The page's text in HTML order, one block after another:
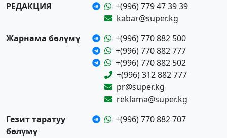
РЕДАКЦИЯ
+(996) 779 47 39 39
kabar@super.kg
Жарнама бөлүмү
+(996) 770 882 500
+(996) 770 882 777
+(996) 770 882 502
+(996) 312 882 777
pr@super.kg
reklama@super.kg
Гезит таратуу
бөлүмү
+(996) 770 882 707